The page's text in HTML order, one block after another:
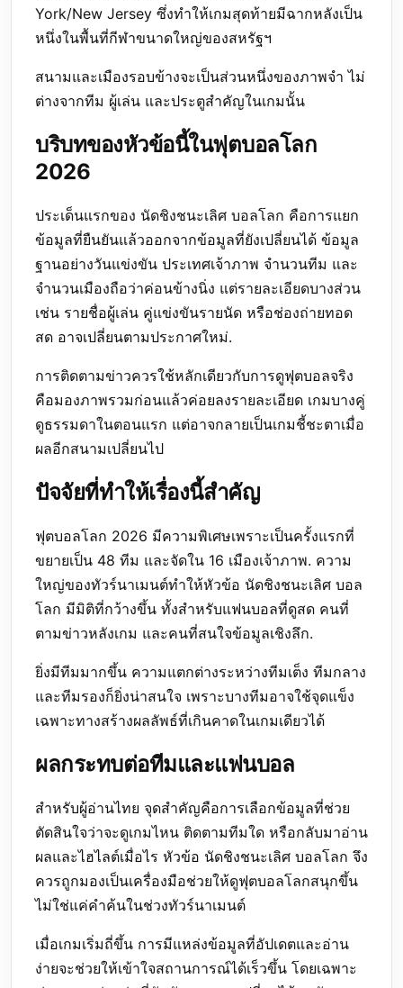
York/New Jersey ซึ่งทำให้เกมสุดท้ายมีฉากหลังเป็น
หนึ่งในพื้นที่กีฬาขนาดใหญ่ของสหรัฐฯ
สนามและเมืองรอบข้างจะเป็นส่วนหนึ่งของภาพจำ ไม่
ต่างจากทีม ผู้เล่น และประตูสำคัญในเกมนั้น
บริบทของหัวข้อนี้ในฟุตบอลโลก
2026
ประเด็นแรกของ นัดชิงชนะเลิศ บอลโลก คือการแยก
ข้อมูลที่ยืนยันแล้วออกจากข้อมูลที่ยังเปลี่ยนได้ ข้อมูล
ฐานอย่างวันแข่งขัน ประเทศเจ้าภาพ จำนวนทีม และ
จำนวนเมืองถือว่าค่อนข้างนิ่ง แต่รายละเอียดบางส่วน
เช่น รายชื่อผู้เล่น คู่แข่งขันรายนัด หรือช่องถ่ายทอด
สด อาจเปลี่ยนตามประกาศใหม่.
การติดตามข่าวควรใช้หลักเดียวกับการดูฟุตบอลจริง
คือมองภาพรวมก่อนแล้วค่อยลงรายละเอียด เกมบางคู่
ดูธรรมดาในตอนแรก แต่อาจกลายเป็นเกมชี้ชะตาเมื่อ
ผลอีกสนามเปลี่ยนไป
ปัจจัยที่ทำให้เรื่องนี้สำคัญ
ฟุตบอลโลก 2026 มีความพิเศษเพราะเป็นครั้งแรกที่
ขยายเป็น 48 ทีม และจัดใน 16 เมืองเจ้าภาพ. ความ
ใหญ่ของทัวร์นาเมนต์ทำให้หัวข้อ นัดชิงชนะเลิศ บอล
โลก มีมิติที่กว้างขึ้น ทั้งสำหรับแฟนบอลที่ดูสด คนที่
ตามข่าวหลังเกม และคนที่สนใจข้อมูลเชิงลึก.
ยิ่งมีทีมมากขึ้น ความแตกต่างระหว่างทีมเต็ง ทีมกลาง
และทีมรองก็ยิ่งน่าสนใจ เพราะบางทีมอาจใช้จุดแข็ง
เฉพาะทางสร้างผลลัพธ์ที่เกินคาดในเกมเดียวได้
ผลกระทบต่อทีมและแฟนบอล
สำหรับผู้อ่านไทย จุดสำคัญคือการเลือกข้อมูลที่ช่วย
ตัดสินใจว่าจะดูเกมไหน ติดตามทีมใด หรือกลับมาอ่าน
ผลและไฮไลต์เมื่อไร หัวข้อ นัดชิงชนะเลิศ บอลโลก จึง
ควรถูกมองเป็นเครื่องมือช่วยให้ดูฟุตบอลโลกสนุกขึ้น
ไม่ใช่แค่คำค้นในช่วงทัวร์นาเมนต์
เมื่อเกมเริ่มถี่ขึ้น การมีแหล่งข้อมูลที่อัปเดตและอ่าน
ง่ายจะช่วยให้เข้าใจสถานการณ์ได้เร็วขึ้น โดยเฉพาะ